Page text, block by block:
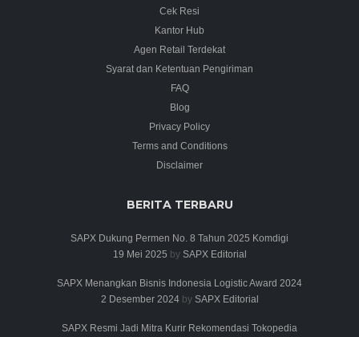
Cek Resi
Kantor Hub
Agen Retail Terdekat
Syarat dan Ketentuan Pengiriman
FAQ
Blog
Privacy Policy
Terms and Conditions
Disclaimer
BERITA TERBARU
SAPX Dukung Permen No. 8 Tahun 2025 Komdigi
19 Mei 2025 by SAPX Editorial
SAPX Menangkan Bisnis Indonesia Logistic Award 2024
2 Desember 2024by SAPX Editorial
SAPX Resmi Jadi Mitra Kurir Rekomendasi Tokopedia